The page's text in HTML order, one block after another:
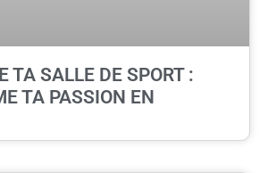
TA SALLE DE SPORT :
TA PASSION EN